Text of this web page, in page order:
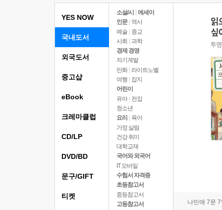
YES NOW
국내도서
소설/시
에세이
인문
역사
예술 | 종교
사회 | 과학
경제 경영
자기계발
만화 | 라이트노벨
여행
잡지
어린이
유아 | 전집
청소년
요리
육아
가정 살림
건강 취미
대학교재
국어와 외국어
IT 모바일
수험서 자격증
초등참고서
중등참고서
고등참고서
나민애 7문
외국도서
중고샵
eBook
크레마클럽
CD/LP
DVD/BD
문구/GIFT
티켓